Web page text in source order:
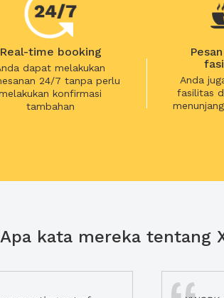
Real-time booking
dapat melakukan
24/7 tanpa perlu
konfirmasi
tambahan
Anda
fasilitas
Apa kata mereka tentang